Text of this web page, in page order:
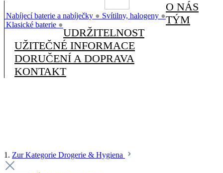
Nabíjecí baterie a nabíječky ● Svítilny, halogeny ●
Klasické baterie ●
O NÁS
TÝM
UDRŽITELNOST
UŽITEČNÉ INFORMACE
DORUČENÍ A DOPRAVA
KONTAKT
1. Zur Kategorie Drogerie & Hygiena